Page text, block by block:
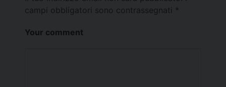
campi obbligatori sono contrassegnati *
Your comment